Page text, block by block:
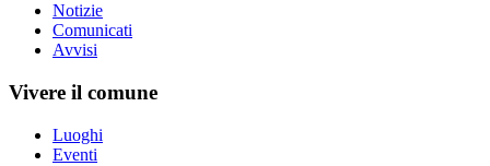
Notizie
Comunicati
Avvisi
Vivere il comune
Luoghi
Eventi